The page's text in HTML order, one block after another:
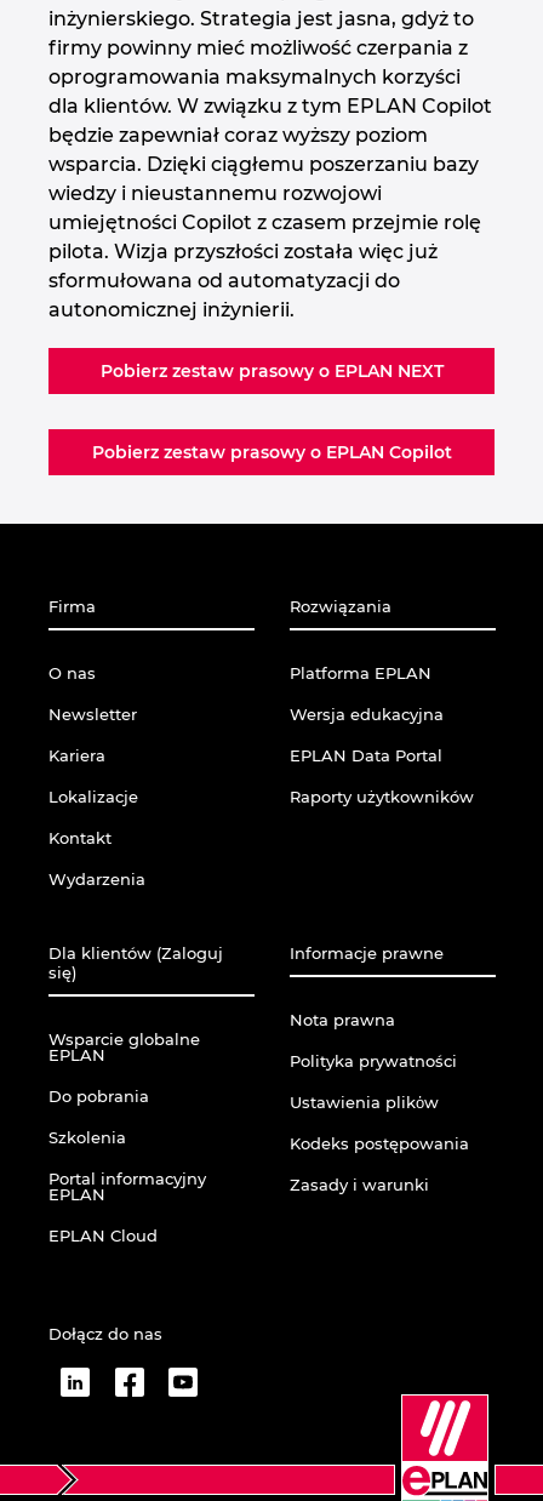
inżynierskiego. Strategia jest jasna, gdyż to
firmy powinny mieć możliwość czerpania z
oprogramowania maksymalnych korzyści
dla klientów. W związku z tym EPLAN Copilot
będzie zapewniał coraz wyższy poziom
wsparcia. Dzięki ciągłemu poszerzaniu bazy
wiedzy i nieustannemu rozwojowi
umiejętności Copilot z czasem przejmie rolę
pilota. Wizja przyszłości została więc już
sformułowana od automatyzacji do
autonomicznej inżynierii.
Pobierz zestaw prasowy o EPLAN NEXT
Pobierz zestaw prasowy o EPLAN Copilot
Firma
O nas
Newsletter
Kariera
Lokalizacje
Kontakt
Wydarzenia
Rozwiązania
Platforma EPLAN
Wersja edukacyjna
EPLAN Data Portal
Raporty użytkowników
Dla klientów (Zaloguj
się)
Wsparcie globalne
EPLAN
Do pobrania
Szkolenia
Portal informacyjny
EPLAN
EPLAN Cloud
Informacje prawne
Nota prawna
Polityka prywatności
Ustawienia plikὀw
Kodeks postępowania
Zasady i warunki
Dołącz do nas